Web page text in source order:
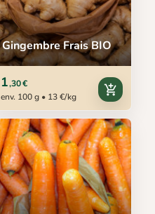
Gingembre Frais BIO
1,30 €
env. 100 g • 13 €/kg
add_shopping_cart